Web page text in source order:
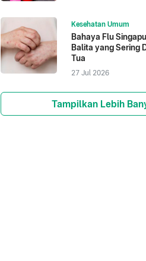
Kesehatan Umum
Bahaya Flu
Balita yang Sering
Tua
27 Jul 2026
Tampilkan Lebih